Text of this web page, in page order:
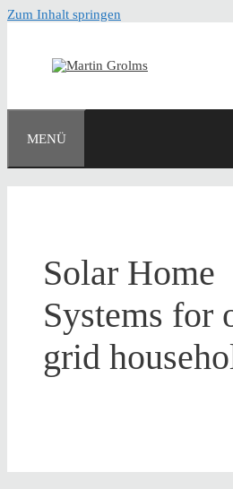
Zum Inhalt springen
MENÜ
Solar Home
Systems for
grid